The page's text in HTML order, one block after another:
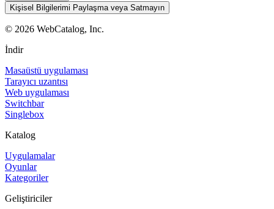
Kişisel Bilgilerimi Paylaşma veya Satmayın
© 2026 WebCatalog, Inc.
İndir
Masaüstü uygulaması
Tarayıcı uzantısı
Web uygulaması
Switchbar
Singlebox
Katalog
Uygulamalar
Oyunlar
Kategoriler
Geliştiriciler